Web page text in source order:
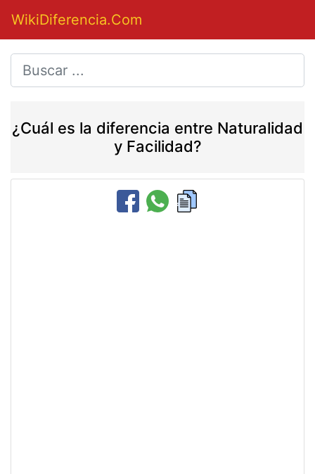
WikiDiferencia.Com
¿Cuál es la diferencia entre Naturalidad
y Facilidad?